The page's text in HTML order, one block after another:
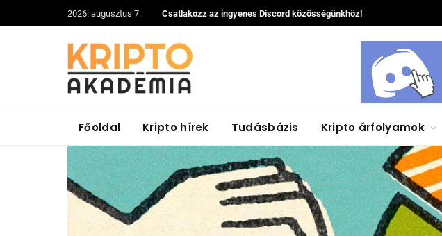
2026. augusztus 7. Csatlakozz az ingyenes Discord közösségünkhöz!
Főoldal Kripto hírek Tudásbázis Kripto árfolyamok